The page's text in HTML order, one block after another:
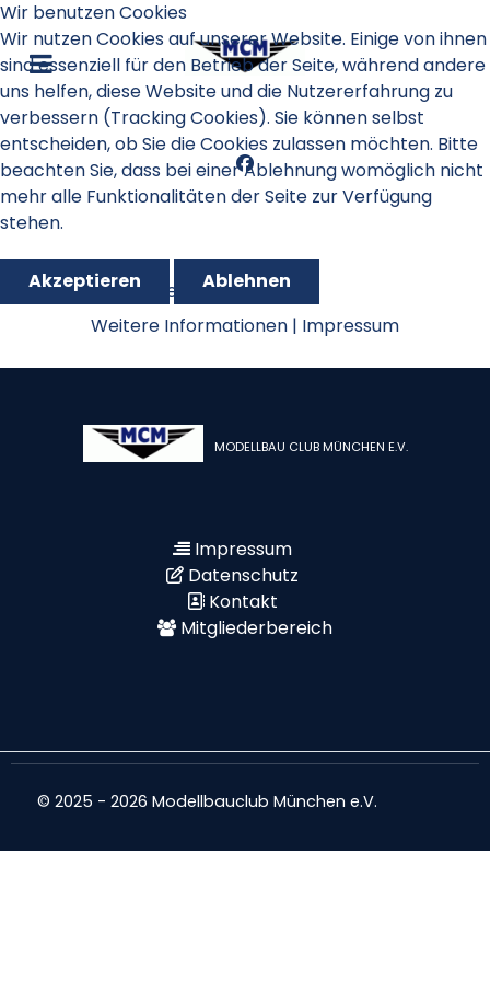
Schnupperfliegen 2018
MODELLBAU CLUB MÜNCHEN E.V.
Impressum
Datenschutz
Kontakt
Mitgliederbereich
© 2025 - 2026 Modellbauclub München e.V.
Wir benutzen Cookies
Wir nutzen Cookies auf unserer Website. Einige von ihnen
sind essenziell für den Betrieb der Seite, während andere
uns helfen, diese Website und die Nutzererfahrung zu
verbessern (Tracking Cookies). Sie können selbst
entscheiden, ob Sie die Cookies zulassen möchten. Bitte
beachten Sie, dass bei einer Ablehnung womöglich nicht
mehr alle Funktionalitäten der Seite zur Verfügung
stehen.
Akzeptieren
Ablehnen
Weitere Informationen | Impressum